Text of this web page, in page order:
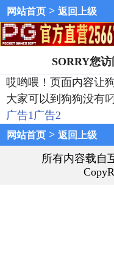
网站首页 > 返回上级
SORRY您
哎哟喂！页面内容让
大家可以到狗狗没有
广告1广告2
网站首页 > 返回上级
所有内容载自